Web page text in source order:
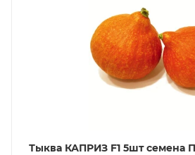
Тыква КАПРИЗ F1 5шт семена